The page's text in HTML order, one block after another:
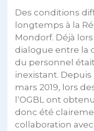
Des conditions
longtemps à la
Mondorf. Déjà
dialogue entre la
du personnel
inexistant.
mars 2019, lors
l‘OGBL ont
donc été
collaboration